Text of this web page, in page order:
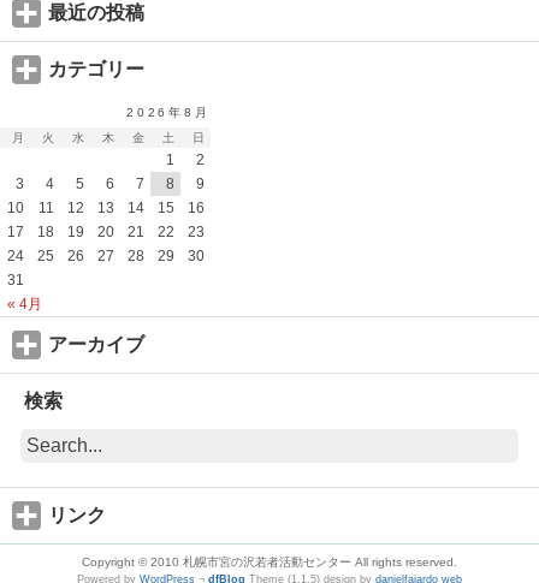
最近の投稿
カテゴリー
2026年8月
月
火 水 木 金 土 日
« 4月
1
2
3
4 5 6 7 8
9
10
11 12 13 14 15
16
17
18 19 20 21 22
23
24
25 26 27 28 29
30
31
アーカイブ
検索
リンク
Copyright © 2010 札幌市宮の沢若者活動センター All rights reserved.
Powered by WordPress ¬ dfBlog Theme (1.1.5) design by danielfajardo web